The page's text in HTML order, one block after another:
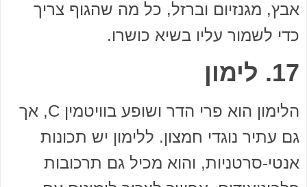
אבץ, מגנזיום וברזל, כל מה שהגוף צריך
כדי לשמור עליו בשיא כושרו.
17. לימון
הלימון הוא פרי הדר ושופע בוויטמין C, אך
גם עתיר נוגדי חמצון. ללימון יש תכונות
אנטי-סרטניות, והוא מכיל גם תרכובות